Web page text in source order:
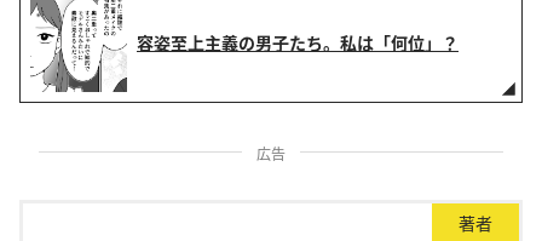
容姿至上主義の男子たち。私は「何位」？
広告
著者